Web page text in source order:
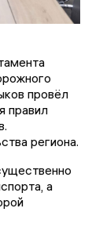
провёл
правил
региона.
а